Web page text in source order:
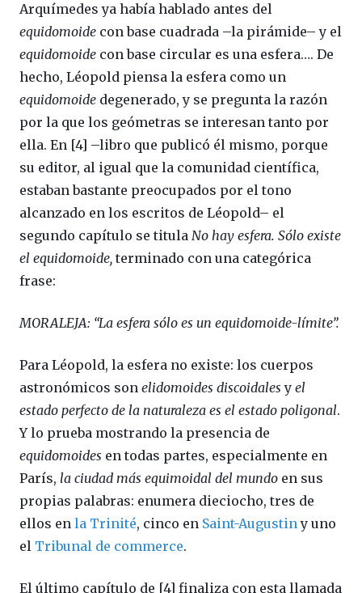
Arquímedes ya había hablado antes del
equidomoide con base cuadrada –la pirámide– y el
equidomoide con base circular es una esfera…. De
hecho, Léopold piensa la esfera como un
equidomoide degenerado, y se pregunta la razón
por la que los geómetras se interesan tanto por
ella. En [4] –libro que publicó él mismo, porque
su editor, al igual que la comunidad científica,
estaban bastante preocupados por el tono
alcanzado en los escritos de Léopold– el
segundo capítulo se titula No hay esfera. Sólo existe
el equidomoide, terminado con una categórica
frase:
MORALEJA: “La esfera sólo es un equidomoide-límite”.
Para Léopold, la esfera no existe: los cuerpos
astronómicos son elidomoides discoidales y el
estado perfecto de la naturaleza es el estado poligonal.
Y lo prueba mostrando la presencia de
equidomoides en todas partes, especialmente en
París, la ciudad más equimoidal del mundo en sus
propias palabras: enumera dieciocho, tres de
ellos en la Trinité, cinco en Saint-Augustiny uno
el Tribunal de commerce.
El último capítulo de [4] finaliza con esta llamada